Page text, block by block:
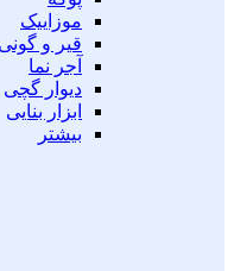
موزاییک
قیر و گونی
آجر نما
دیوار گچی
ابزار بنایی
بیشتر